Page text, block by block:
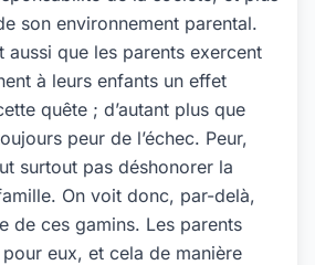
son environnement parental.
aussi que les parents exercent
à leurs enfants un effet
quête ; d’autant plus que
peur de l’échec. Peur,
surtout pas déshonorer la
On voit donc, par-delà,
de ces gamins. Les parents
eux, et cela de manière